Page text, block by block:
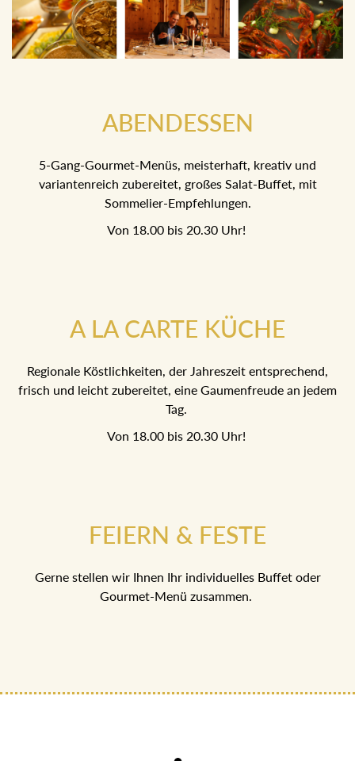
ABENDESSEN
5-Gang-Gourmet-Menüs, meisterhaft, kreativ und
variantenreich zubereitet, großes Salat-Buffet, mit
Sommelier-Empfehlungen.
Von 18.00 bis 20.30 Uhr!
A LA CARTE KÜCHE
Regionale Köstlichkeiten, der Jahreszeit entsprechend,
frisch und leicht zubereitet, eine Gaumenfreude an jedem
Tag.
Von 18.00 bis 20.30 Uhr!
FEIERN & FESTE
Gerne stellen wir Ihnen Ihr individuelles Buffet oder
Gourmet-Menü zusammen.